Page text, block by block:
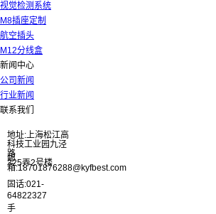
视觉检测系统
M8插座定制
航空插头
M12分线盒
新闻中心
公司新闻
行业新闻
联系我们
地址:上海松江高
科技工业园九泾
路
325弄2号楼
邮
箱:18701876288@kyfbest.com
固话:021-
64822327
手